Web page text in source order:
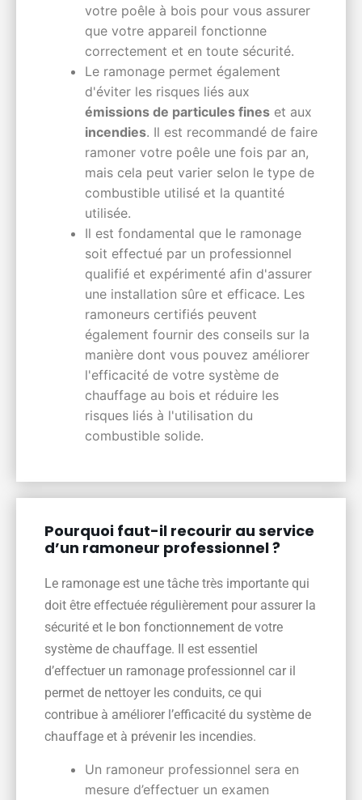
votre poêle à bois pour vous assurer
que votre appareil fonctionne
correctement et en toute sécurité.
Le ramonage permet également
d'éviter les risques liés aux
émissions de particules fines et aux
incendies. Il est recommandé de faire
ramoner votre poêle une fois par an,
mais cela peut varier selon le type de
combustible utilisé et la quantité
utilisée.
Il est fondamental que le ramonage
soit effectué par un professionnel
qualifié et expérimenté afin d'assurer
une installation sûre et efficace. Les
ramoneurs certifiés peuvent
également fournir des conseils sur la
manière dont vous pouvez améliorer
l'efficacité de votre système de
chauffage au bois et réduire les
risques liés à l'utilisation du
combustible solide.
Pourquoi faut-il recourir au service
d’un ramoneur professionnel ?
Le ramonage est une tâche très importante qui
doit être effectuée régulièrement pour assurer la
sécurité et le bon fonctionnement de votre
système de chauffage. Il est essentiel
d’effectuer un ramonage professionnel car il
permet de nettoyer les conduits, ce qui
contribue à améliorer l’efficacité du système de
chauffage et à prévenir les incendies.
Un ramoneur professionnel sera en
mesure d’effectuer un examen